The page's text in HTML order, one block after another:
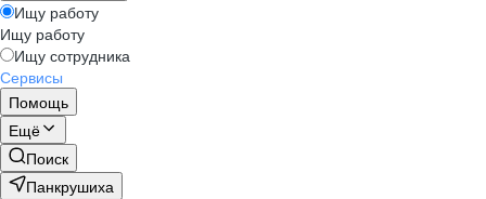
Ищу работу
Ищу работу
Ищу сотрудника
Сервисы
Помощь
Ещё
Поиск
Панкрушиха